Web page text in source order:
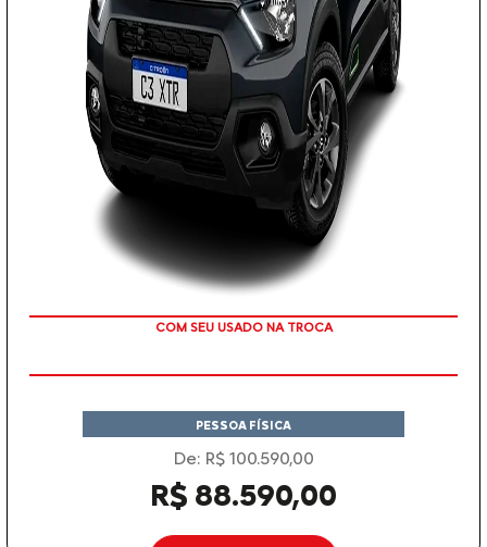
COM SEU USADO NA TROCA
PESSOA FÍSICA
De: R$ 100.590,00
R$ 88.590,00